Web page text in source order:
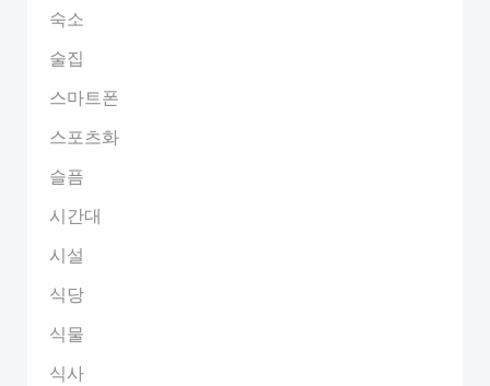
숙소
술집
스마트폰
스포츠화
슬픔
시간대
시설
식당
식물
식사